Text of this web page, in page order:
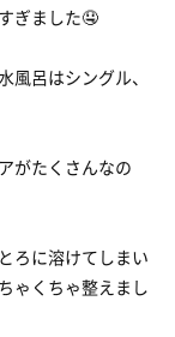
ぎました🤤
呂はシングル、
がたくさんなの
ろに溶けてしまい
ゃくちゃ整えまし